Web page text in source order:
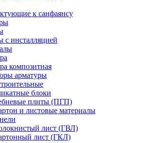
к санфаянсу
с инсталляцией
композитная
арматуры
блоки
плиты (ПГП)
и листовые материалы
лист (ГВЛ)
лист (ГКЛ)